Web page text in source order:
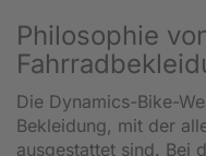
Philosophie
Die Dynamics-Bike-
Bekleidung, mit der
ausgestattet sind. Bei